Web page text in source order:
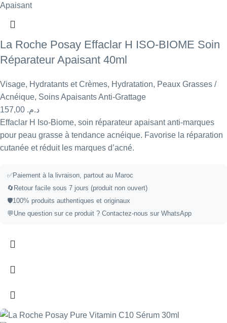
La Roche Posay Effaclar H ISO-BIOME Soin
Réparateur Apaisant 40ml
Visage, Hydratants et Crèmes, Hydratation, Peaux Grasses /
Acnéique, Soins Apaisants Anti-Grattage
د.م.
Effaclar H Iso-Biome, soin réparateur apaisant anti-marques
pour peau grasse à tendance acnéique. Favorise la réparation
cutanée et réduit les marques d’acné.
✅Paiement à la livraison, partout au Maroc
🔄 Retour facile sous 7 jours (produit non ouvert)
🛡️100% produits authentiques et originaux
💬Une question sur ce produit ? Contactez-nous sur WhatsApp